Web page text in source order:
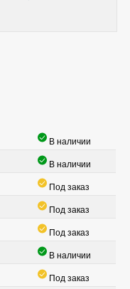
В наличии
В наличии
Под заказ
Под заказ
Под заказ
В наличии
Под заказ